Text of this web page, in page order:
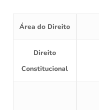
Área do Direito
Direito
Constitucional